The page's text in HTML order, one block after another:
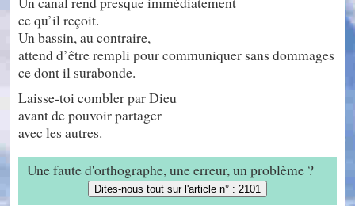
ce qu’il reçoit.
Un bassin, au contraire,
attend d’être rempli pour communiquer sans dommages
ce dont il surabonde.
Laisse-toi combler par Dieu
avant de pouvoir partager
avec les autres.
Une faute d'orthographe, une erreur, un problème ?
Dites-nous tout sur l'article n° : 2101